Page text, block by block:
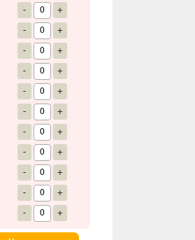
- +
- +
- +
- +
- +
- +
- +
- +
- +
- +
- +